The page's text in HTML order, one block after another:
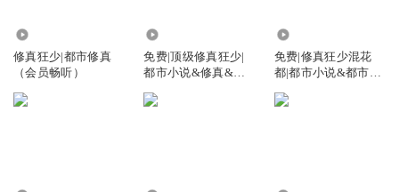
修真狂少|都市修真
（会员畅听）
免费|顶级修真狂少|
都市小说&修真&都
免费|修真狂少混花
都|都市小说&都市&